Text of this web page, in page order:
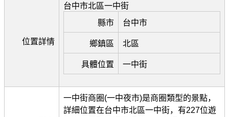
位置詳情
台中市北區一中街
縣市
台中市
鄉鎮區 北區
具體位置 一中街
一中街商圈(一中夜市)是商圈類型的景點，
詳細位置在台中市北區一中街，有227位遊